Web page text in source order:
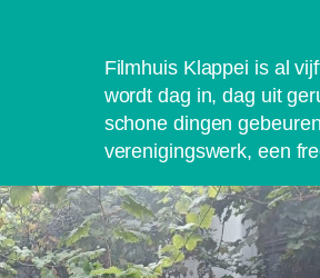
Filmhuis Klappei is al
wordt dag in, dag uit
schone dingen
verenigingswerk, een